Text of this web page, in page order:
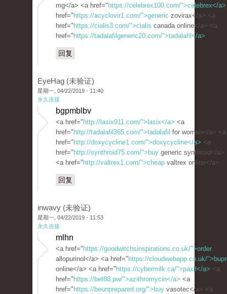
mg</a> <a href=" https://celebrex100.com/">celebrex</a>
href=" https://acyclovir1.com/">generic zovirax</a> <a
href=" https://cialis3.com/">cialis canada online</a> <a
href=" https://tadalafilgeneric20.com/">tadalafil</a>
回复
EyeHag (未验证)
星期一, 04/22/2019 - 11:40
永久连接
bgpmblbv
<a href=" http://lasix911.com/">lasix</a> <a
href=" http://tadalafil365.com/">tadalafil for women</a> <a
href=" http://doxycycline1.com/">doxycycline</a> <a
href=" http://synthroid75.com/">buy generic synthroid</a>
<a href=" http://valtrex1.com/">cheap valtrex online</a>
回复
inwavy (未验证)
星期一, 04/22/2019 - 11:53
永久连接
mlhn
<a href=" https://goodwitchsinspirations.co.uk/">order
allopurinol</a> <a href=" https://cloudwebapp.co.uk/
online</a> <a href=" https://cybermilk.ca/">paxil</a> <a
href=" https://bet88.pw/">azithromycin</a> <a
href=" https://beunprepared.org/">buy vasotec</a> <a